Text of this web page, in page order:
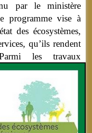
par le ministère
programme vise à
des écosystèmes,
qu’ils rendent
les travaux